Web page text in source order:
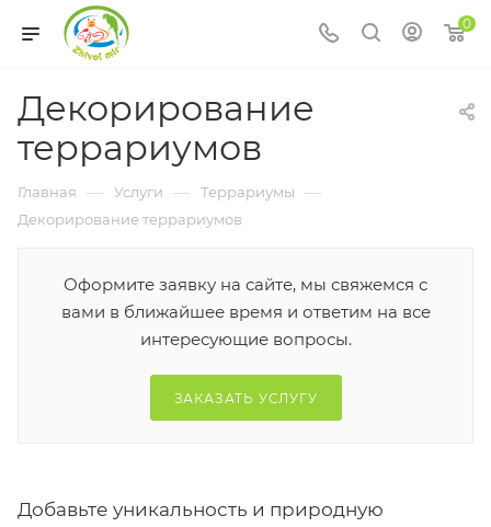
0
Декорирование
террариумов
Главная — Услуги — Террариумы —
Декорирование террариумов
Оформите заявку на сайте, мы свяжемся с
вами в ближайшее время и ответим на все
интересующие вопросы.
ЗАКАЗАТЬ УСЛУГУ
Добавьте уникальность и природную